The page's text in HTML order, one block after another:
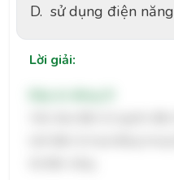
D. sử dụng điện năng
Lời giải: